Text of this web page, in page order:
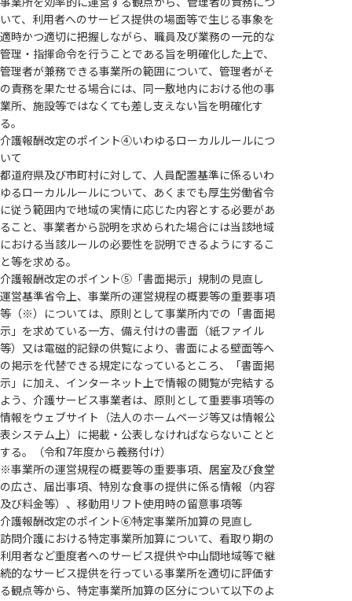
事業所を効率的に運営する観点から、管理者の責務につ
いて、利用者へのサービス提供の場面等で生じる事象を
適時かつ適切に把握しながら、職員及び業務の一元的な
管理・指揮命令を行うことである旨を明確化した上で、
管理者が兼務できる事業所の範囲について、管理者がそ
の責務を果たせる場合には、同一敷地内における他の事
業所、施設等ではなくても差し支えない旨を明確化す
る。
介護報酬改定のポイント④いわゆるローカルルールにつ
いて
都道府県及び市町村に対して、人員配置基準に係るいわ
ゆるローカルルールについて、あくまでも厚生労働省令
に従う範囲内で地域の実情に応じた内容とする必要があ
ること、事業者から説明を求められた場合には当該地域
における当該ルールの必要性を説明できるようにするこ
と等を求める。
介護報酬改定のポイント⑤「書面掲示」規制の見直し
運営基準省令上、事業所の運営規程の概要等の重要事項
等（※）については、原則として事業所内での「書面掲
示」を求めている一方、備え付けの書面（紙ファイル
等）又は電磁的記録の供覧により、書面による壁面等へ
の掲示を代替できる規定になっているところ、「書面掲
示」に加え、インターネット上で情報の閲覧が完結する
よう、介護サービス事業者は、原則として重要事項等の
情報をウェブサイト（法人のホームページ等又は情報公
表システム上）に掲載・公表しなければならないことと
する。（令和7年度から義務付け）
※事業所の運営規程の概要等の重要事項、居室及び食堂
の広さ、届出事項、特別な食事の提供に係る情報（内容
及び料金等）、移動用リフト使用時の留意事項等
介護報酬改定のポイント⑥特定事業所加算の見直し
訪問介護における特定事業所加算について、看取り期の
利用者など重度者へのサービス提供や中山間地域等で継
続的なサービス提供を行っている事業所を適切に評価す
る観点等から、特定事業所加算の区分について以下のよ